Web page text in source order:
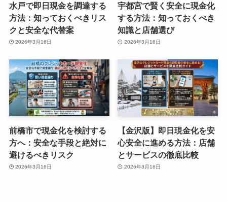
水戸で即日現金を調達する
方法：知っておくべきリス
クと安全な代替案
2026年3月16日
宇都宮で賢く安全に現金化
する方法：知っておくべき
知識と店舗選び
2026年3月16日
前橋市で現金化を検討する
方へ：安全な手段と絶対に
避けるべきリスク
2026年3月16日
【金沢版】即日現金化を安
心安全に進める方法：店舗
とサービスの徹底比較
2026年3月16日